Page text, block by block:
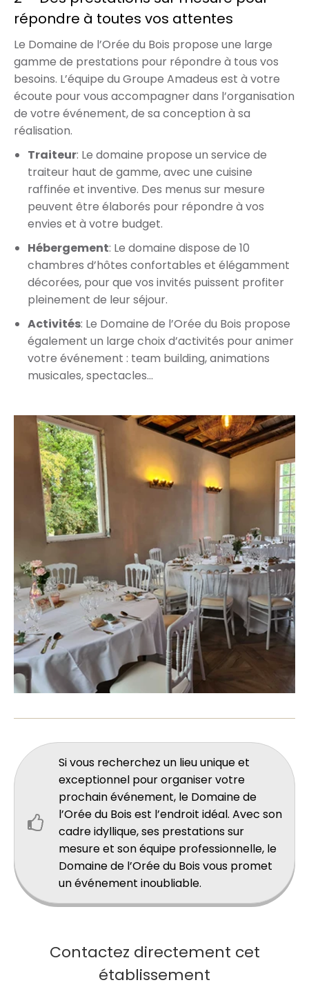
répondre à toutes vos attentes
Le Domaine de l’Orée du Bois propose une large
gamme de prestations pour répondre à tous vos
besoins. L’équipe du Groupe Amadeus est à votre
écoute pour vous accompagner dans l’organisation
de votre événement, de sa conception à sa
réalisation.
Traiteur: Le domaine propose un service de
traiteur haut de gamme, avec une cuisine
raffinée et inventive. Des menus sur mesure
peuvent être élaborés pour répondre à vos
envies et à votre budget.
Hébergement: Le domaine dispose de 10
chambres d’hôtes confortables et élégamment
décorées, pour que vos invités puissent profiter
pleinement de leur séjour.
Activités: Le Domaine de l’Orée du Bois propose
également un large choix d’activités pour animer
votre événement : team building, animations
musicales, spectacles…
Si vous recherchez un lieu unique et
exceptionnel pour organiser votre
prochain événement, le Domaine de
l’Orée du Bois est l’endroit idéal. Avec son
cadre idyllique, ses prestations sur
mesure et son équipe professionnelle, le
Domaine de l’Orée du Bois vous promet
un événement inoubliable.
Contactez directement cet
établissement